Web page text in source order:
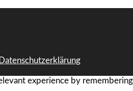
experience by